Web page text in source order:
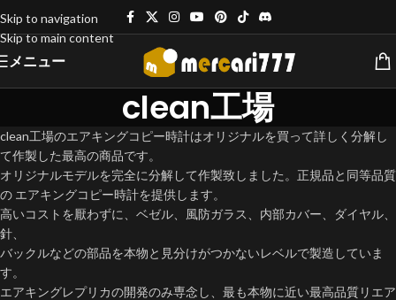
Skip to navigation
Skip to main content
メニュー
clean工場
clean工場のエアキングコピー時計はオリジナルを買って詳しく分解し
て作製した最高の商品です。
オリジナルモデルを完全に分解して作製致しました。正規品と同等品質
の エアキングコピー時計を提供します。
高いコストを厭わずに、ベゼル、風防ガラス、内部カバー、ダイヤル、
針、
バックルなどの部品を本物と見分けがつかないレベルで製造していま
す。​
エアキングレプリカの開発のみ専念し、最も本物に近い最高品質リエア